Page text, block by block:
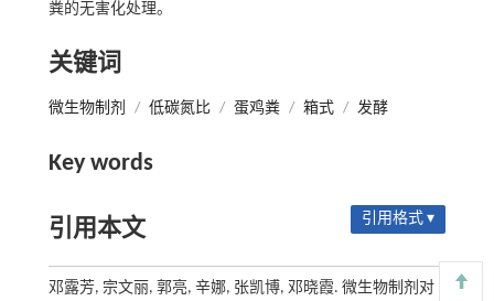
粪的无害化处理。
关键词
微生物制剂 / 低碳氮比 / 蛋鸡粪 / 箱式 / 发酵
Key words
引用本文 引用格式 ▾
邓露芳, 宗文丽, 郭亮, 辛娜, 张凯博, 邓晓霞. 微生物制剂对